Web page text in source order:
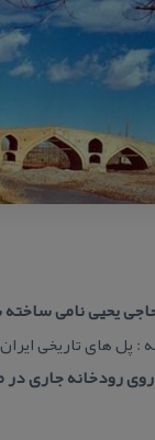
یحیی نامی
: پل های تاریخی ایران
رودخانه جاری در